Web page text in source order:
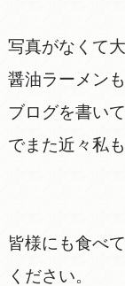
写真がなくて
醤油ラーメン
ブログを書い
でまた近々私
皆様にも食べ
ください。